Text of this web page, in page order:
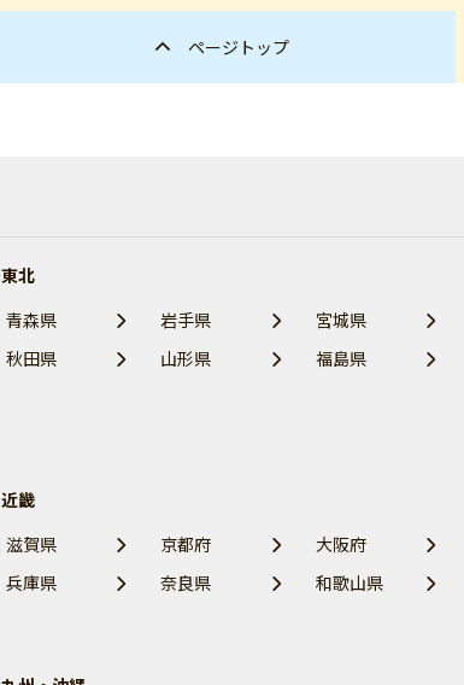
ページトップ
東北
青森県
岩手県
宮城県
秋田県
山形県 福島県
近畿
滋賀県
京都府
大阪府
兵庫県
奈良県 和歌山県